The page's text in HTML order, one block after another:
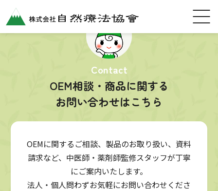
Contact
OEM相談・商品に関する
お問い合わせはこちら
OEMに関するご相談、製品のお取り扱い、資料
請求など、中医師・薬剤師監修スタッフが丁寧
にご案内いたします。
法人・個人問わずお気軽にお問い合わせくださ